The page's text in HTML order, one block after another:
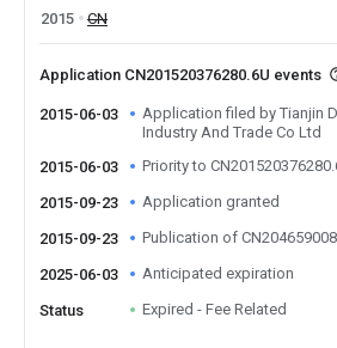
2015
CN
Application CN201520376280.6U events
2015-06-03
Application filed by Tianjin
Industry And Trade Co Ltd
2015-06-03
Priority to
2015-09-23 Application granted
2015-09-23 Publication of
2025-06-03 Anticipated expiration
Status Expired - Fee Related